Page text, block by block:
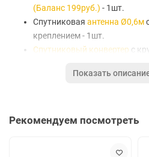
(Баланс 199руб.) - 1шт.
Cпутниковая антенна Ø0,6м
креплением - 1шт.
Cпутниковый конвертер с
омедненной центральной
отличаться от цен в розничных
Показать
Рекомендуем посмотреть